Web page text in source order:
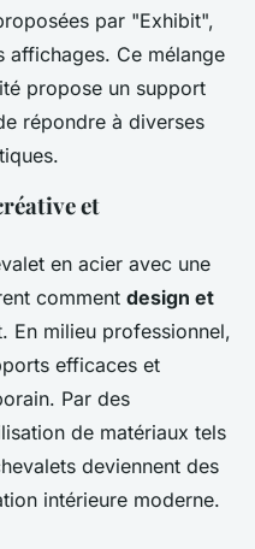
par "Exhibit",
Ce mélange
propose un support
répondre à diverses
et
en acier avec une
comment design et
En milieu professionnel,
efficaces et
Par des
de matériaux tels
deviennent des
intérieure moderne.